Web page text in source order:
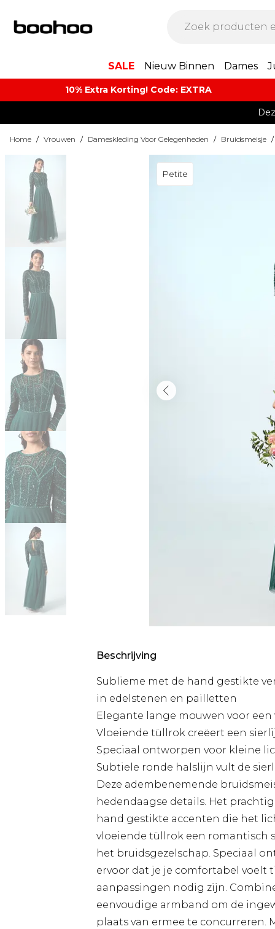
SALE Nieuw Binnen Dames
10% Extra Korting! Code: EXTRA​
Home / Vrouwen / Dameskleding Voor Gelegenheden / Bruidsmeisje /
Petite
Beschrijving
Sublieme met de hand gestikte
in edelstenen en pailletten
Elegante lange mouwen voor
Vloeiende tüllrok creëert een
Speciaal ontworpen voor kleine
Subtiele ronde halslijn vult de
Deze adembenemende
hedendaagse details. Het
hand gestikte accenten die het
vloeiende tüllrok een romantisch
het bruidsgezelschap. Speciaal
ervoor dat je je comfortabel voelt
aanpassingen nodig zijn.
eenvoudige armband om de
plaats van ermee te concurreren.